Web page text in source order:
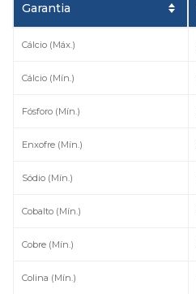
Garantia
Cálcio (Máx.)
Cálcio (Mín.)
Fósforo (Mín.)
Enxofre (Mín.)
Sódio (Mín.)
Cobalto (Mín.)
Cobre (Mín.)
Colina (Mín.)